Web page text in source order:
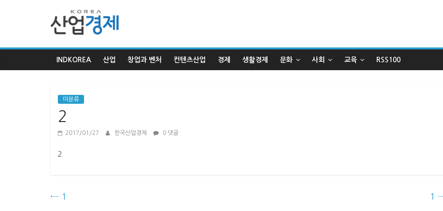
한
국
산
업
경
제
INDKOREA 산업 창업과 벤처 컨텐츠산업 경제 생활경제 문화 사회 교육 RSS100
미분류
2
2017/01/27 한국산업경제 0 댓글
2
← 1 1